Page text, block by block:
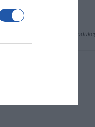
w procesie